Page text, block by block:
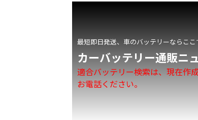
最短即日発送、車のバッテリーならここ
カーバッテリー通販ニ
適合バッテリー検索は、現在作
お電話ください。